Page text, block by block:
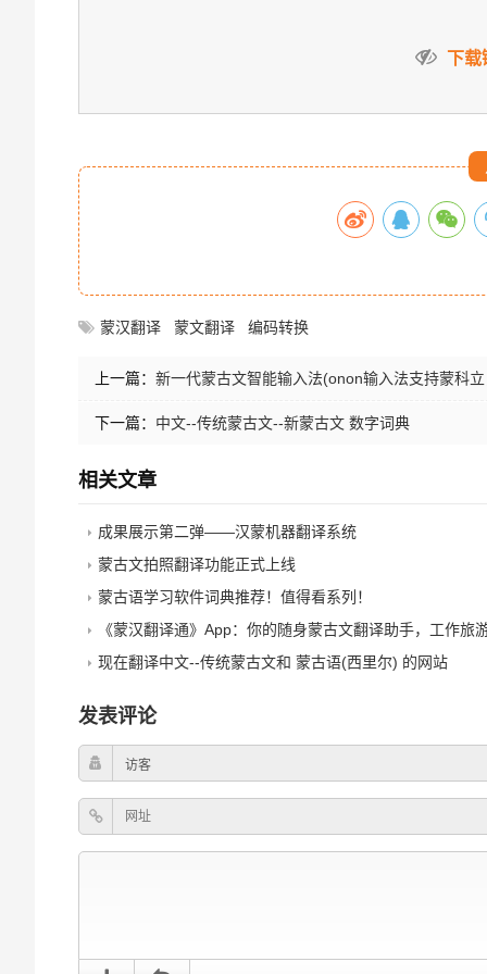
下载
蒙汉翻译 蒙文翻译 编码转换
上一篇： 新一代蒙古文智能输入法(onon输入法支持蒙科
下一篇： 中文--传统蒙古文--新蒙古文 数字词典
相关文章
成果展示第二弹——汉蒙机器翻译系统
蒙古文拍照翻译功能正式上线
蒙古语学习软件词典推荐！值得看系列！
《蒙汉翻译通》App：你的随身蒙古文翻译助手，工作旅游学习蒙古语
现在翻译中文--传统蒙古文和 蒙古语(西里尔) 的网站
发表评论